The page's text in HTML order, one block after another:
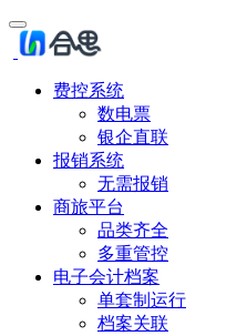
费控系统
数电票
银企直联
报销系统
无需报销
商旅平台
品类齐全
多重管控
电子会计档案
单套制运行
档案关联